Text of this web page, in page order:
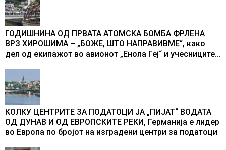
ГОДИШНИНА ОД ПРВАТА АТОМСКА БОМБА ФРЛЕНА
ВРЗ ХИРОШИМА – „БОЖЕ, ШТО НАПРАВИВМЕ“, како
дел од екипажот во авионот „Енола Геј“ и учесниците
промени текот на историјата
КОЛКУ ЦЕНТРИТЕ ЗА ПОДАТОЦИ ЈА „ПИЈАТ“ ВОДАТА
ОД ДУНАВ И ОД ЕВРОПСКИТЕ РЕКИ, Германија е лидер
во Европа по бројот на изградени центри за податоци